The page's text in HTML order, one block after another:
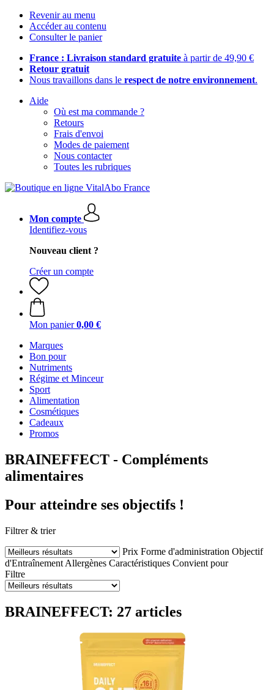
Revenir au menu
Accéder au contenu
Consulter le panier
France : Livraison standard gratuite à partir de 49,90 €
Retour gratuit
Nous travaillons dans le respect de notre environnement.
Aide
Où est ma commande ?
Retours
Frais d'envoi
Modes de paiement
Nous contacter
Toutes les rubriques
Mon compte
Identifiez-vous
Nouveau client ?
Créer un compte
Mon panier 0,00 €
Marques
Bon pour
Nutriments
Régime et Minceur
Sport
Alimentation
Cosmétiques
Cadeaux
Promos
BRAINEFFECT - Compléments
alimentaires
Pour atteindre ses objectifs !
Filtrer & trier
Prix Forme d'administration Objectif
d'Entraînement Allergènes Caractéristiques Convient pour
Filtre
BRAINEFFECT: 27 articles